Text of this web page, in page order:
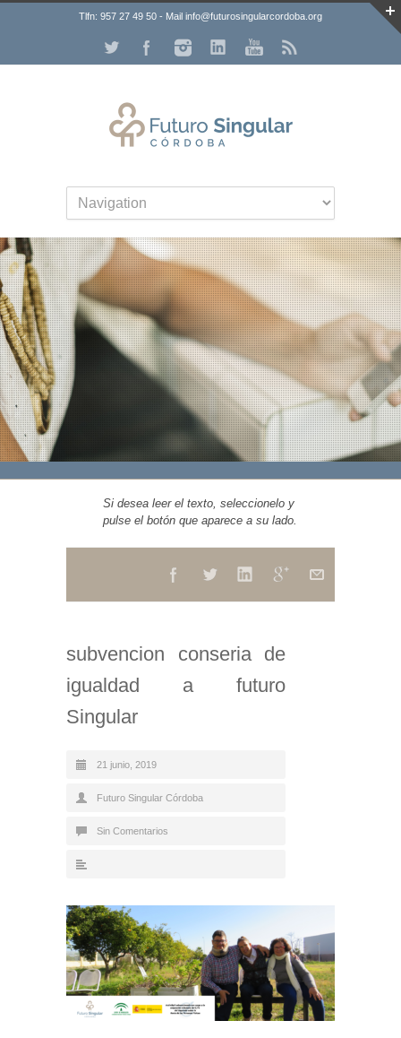
Tlfn: 957 27 49 50 - Mail info@futurosingularcordoba.org
Si desea leer el texto, seleccionelo y
pulse el botón que aparece a su lado.
subvencion conseria de
igualdad a futuro
Singular
21 junio, 2019
Futuro Singular Córdoba
Sin Comentarios